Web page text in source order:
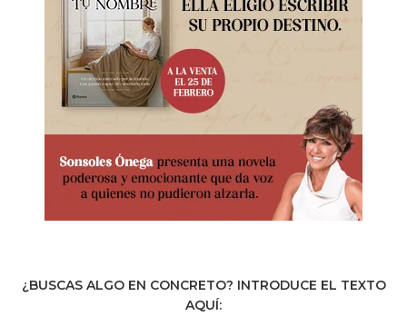
¿BUSCAS ALGO EN CONCRETO? INTRODUCE EL TEXTO
AQUÍ: